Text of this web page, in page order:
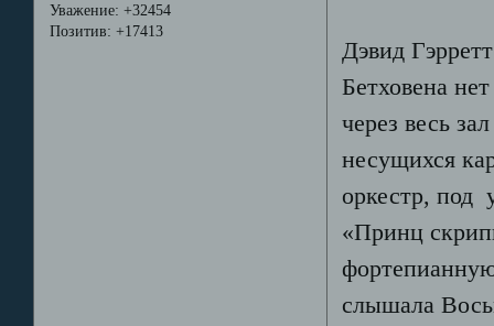
Уважение: +32454
Позитив: +17413
Дэвид
Бетховена
через весь
несущихся
оркестр, под
«Принц
слышала